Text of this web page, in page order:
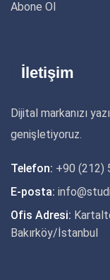
Abone Ol
İletişim
Dijital markanızı
genişletiyoruz.
Telefon: +90 (212)
E-posta:
Ofis Adresi:
Bakırköy/İstanbul